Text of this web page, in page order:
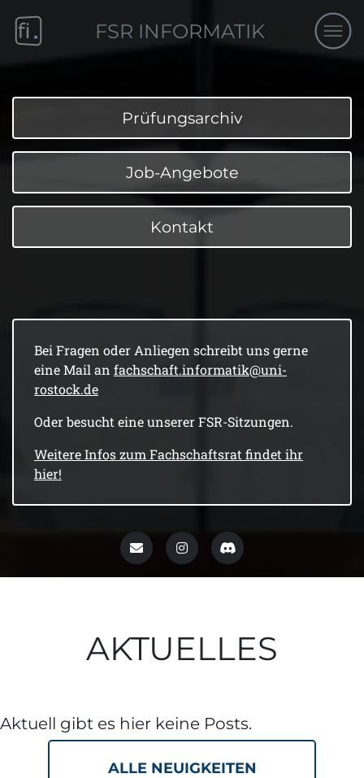
FSR INFORMATIK
Prüfungsarchiv
Job-Angebote
Kontakt
Bei Fragen oder Anliegen schreibt uns gerne
eine Mail an fachschaft.informatik@uni-
rostock.de
Oder besucht eine unserer FSR-Sitzungen.
Weitere Infos zum Fachschaftsrat findet ihr
hier!
AKTUELLES
Aktuell gibt es hier keine Posts.
ALLE NEUIGKEITEN